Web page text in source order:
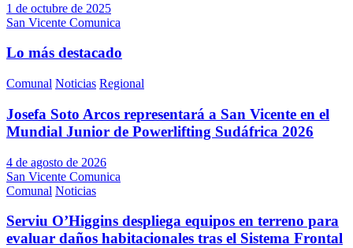
1 de octubre de 2025
San Vicente Comunica
Lo más destacado
Comunal Noticias Regional
Josefa Soto Arcos representará a San Vicente en el
Mundial Junior de Powerlifting Sudáfrica 2026
4 de agosto de 2026
San Vicente Comunica
Comunal Noticias
Serviu O’Higgins despliega equipos en terreno para
evaluar daños habitacionales tras el Sistema Frontal